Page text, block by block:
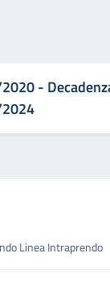
-
Linea Intraprendo